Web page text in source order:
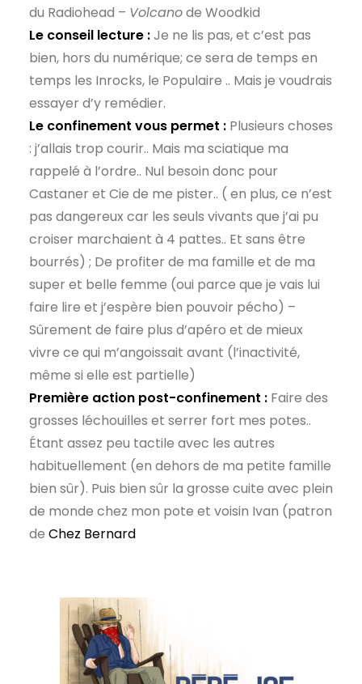
du Radiohead – Volcanode Woodkid
Le conseil lecture :Je ne lis pas, et c’est pas
bien, hors du numérique; ce sera de temps en
temps les Inrocks, le Populaire .. Mais je voudrais
essayer d’y remédier.
Le confinement vous permet : Plusieurs choses
: j’allais trop courir.. Mais ma sciatique ma
rappelé à l’ordre.. Nul besoin donc pour
Castaner et Cie de me pister.. ( en plus, ce n’est
pas dangereux car les seuls vivants que j’ai pu
croiser marchaient à 4 pattes.. Et sans être
bourrés) ; De profiter de ma famille et de ma
super et belle femme (oui parce que je vais lui
faire lire et j’espère bien pouvoir pécho) –
Sûrement de faire plus d’apéro et de mieux
vivre ce qui m’angoissait avant (l’inactivité,
même si elle est partielle)
Première action post-confinement : Faire des
grosses léchouilles et serrer fort mes potes..
Étant assez peu tactile avec les autres
habituellement (en dehors de ma petite famille
bien sûr). Puis bien sûr la grosse cuite avec plein
de monde chez mon pote et voisin Ivan (patron
de Chez Bernard